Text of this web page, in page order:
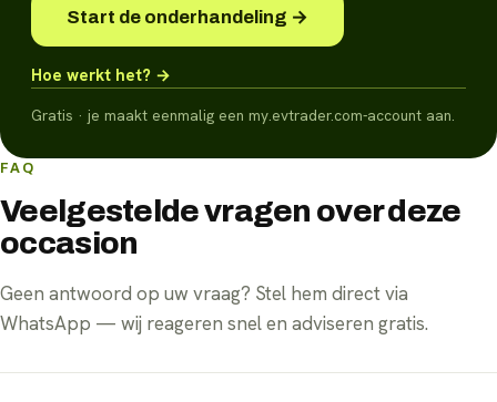
Start de onderhandeling →
Hoe werkt het? →
Gratis · je maakt eenmalig een my.evtrader.com-account aan.
FAQ
Veelgestelde vragen over deze
occasion
Geen antwoord op uw vraag? Stel hem direct via
WhatsApp — wij reageren snel en adviseren gratis.